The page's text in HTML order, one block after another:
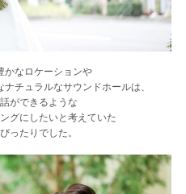
かなロケーションや
チュラルなサウンドホールは、
ができるような
グにしたいと考えていた
ったりでした。